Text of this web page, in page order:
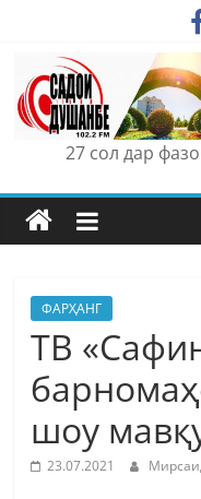
content
27 сол дар
ФАРҲАНГ
ТВ
шоу
23.07.2021